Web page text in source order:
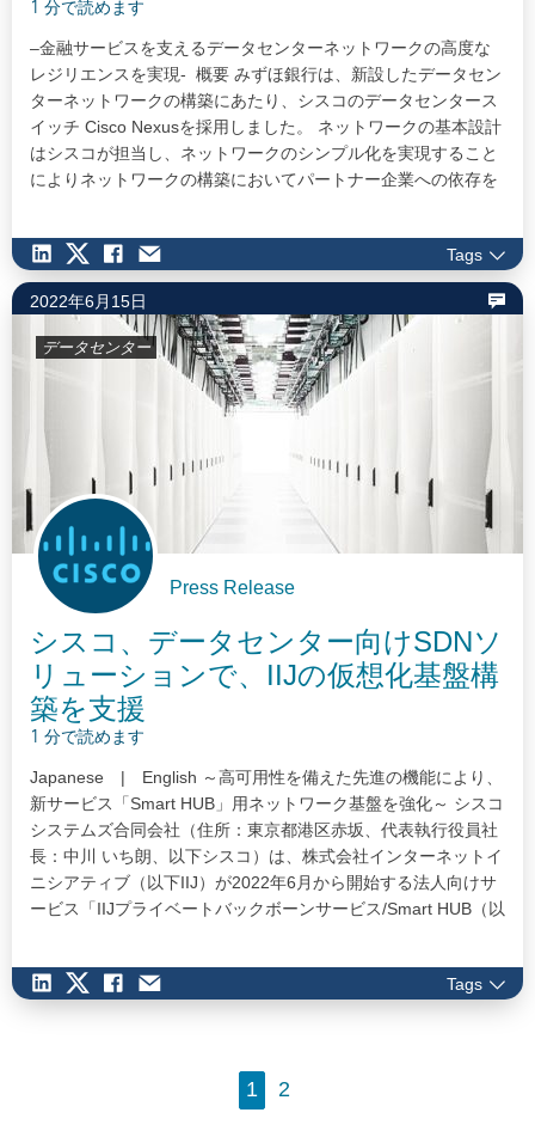
1 分で読めます
–金融サービスを支えるデータセンターネットワークの高度な
レジリエンスを実現- 概要 みずほ銀行は、新設したデータセン
ターネットワークの構築にあたり、シスコのデータセンタース
イッチ Cisco Nexusを採用しました。 ネットワークの基本設計
はシスコが担当し、ネットワークのシンプル化を実現すること
によりネットワークの構築においてパートナー企業への依存を
害発生時の状況把握・一次切り分けを早期化します。… Tags
2022年6月15日
データセンター
Press Release
シスコ、データセンター向けSDNソ
リューションで、IIJの仮想化基盤構
築を支援
1 分で読めます
Japanese | English ～高可用性を備えた先進の機能により、
新サービス「Smart HUB」用ネットワーク基盤を強化～ シスコ
システムズ合同会社（住所：東京都港区赤坂、代表執行役員社
長：中川 いち朗、以下シスコ）は、株式会社インターネットイ
ニシアティブ（以下IIJ）が2022年6月から開始する法人向けサ
ービス「IIJプライベートバックボーンサービス/Smart HUB（以
Tags
1 2